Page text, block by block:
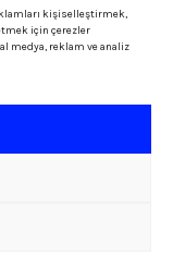
kişiselleştirmek,
için çerezler
medya, reklam ve analiz